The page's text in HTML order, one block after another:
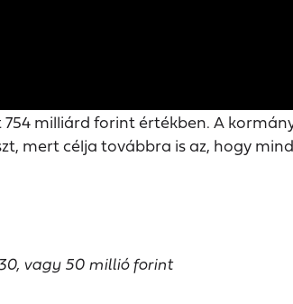
754 milliárd forint értékben. A
mert célja továbbra is az, hogy
vagy 50 millió forint